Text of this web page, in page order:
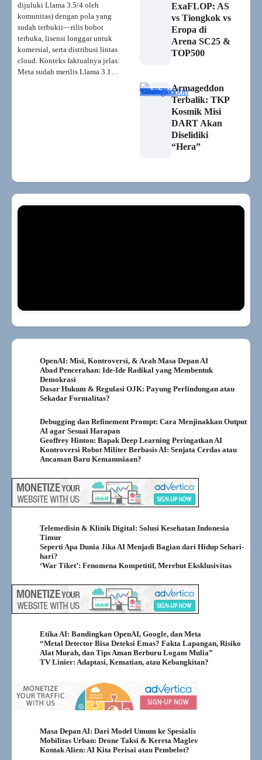
dijuluki Llama 3.5/4 oleh
komunitas) dengan pola yang
sudah terbukti—rilis bobot
terbuka, lisensi longgar untuk
komersial, serta distribusi lintas
cloud. Konteks faktualnya jelas:
Meta sudah merilis Llama 3.1…
ExaFLOP: AS
vs Tiongkok vs
Eropa di
Arena SC25 &
TOP500
Armageddon
Terbalik: TKP
Kosmik Misi
DART Akan
Diselidiki
“Hera”
OpenAI: Misi, Kontroversi, & Arah Masa Depan AI
Abad Pencerahan: Ide-Ide Radikal yang Membentuk
Demokrasi
Dasar Hukum & Regulasi OJK: Payung Perlindungan atau
Sekadar Formalitas?
Debugging dan Refinement Prompt: Cara Menjinakkan Output
AI agar Sesuai Harapan
Geoffrey Hinton: Bapak Deep Learning Peringatkan AI
Kontroversi Robot Militer Berbasis AI: Senjata Cerdas atau
Ancaman Baru Kemanusiaan?
Telemedisin & Klinik Digital: Solusi Kesehatan Indonesia
Timur
Seperti Apa Dunia Jika AI Menjadi Bagian dari Hidup Sehari-
hari?
‘War Tiket’: Fenomena Kompetitif, Merebut Eksklusivitas
Etika AI: Bandingkan OpenAI, Google, dan Meta
“Metal Detector Bisa Deteksi Emas? Fakta Lapangan, Risiko
Alat Murah, dan Tips Aman Berburu Logam Mulia”
TV Linier: Adaptasi, Kematian, atau Kebangkitan?
Masa Depan AI: Dari Model Umum ke Spesialis
Mobilitas Urban: Drone Taksi & Kereta Maglev
Kontak Alien: AI Kita Perisai atau Pembelot?